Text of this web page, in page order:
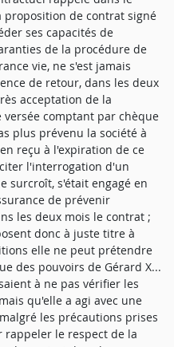
de contrat signé
ses capacités de
de la procédure de
vie, ne s'est jamais
de retour, dans les deux
acceptation de la
comptant par chèque
plus prévenu la société à
reçu à l'expiration de ce
l'interrogation d'un
surcroît, s'était engagé en
de prévenir
les deux mois le contrat ;
donc à juste titre à
elle ne peut prétendre
des pouvoirs de Gérard X...
à ne pas vérifier les
qu'elle a agi avec une
les précautions prises
rappeler le respect de la